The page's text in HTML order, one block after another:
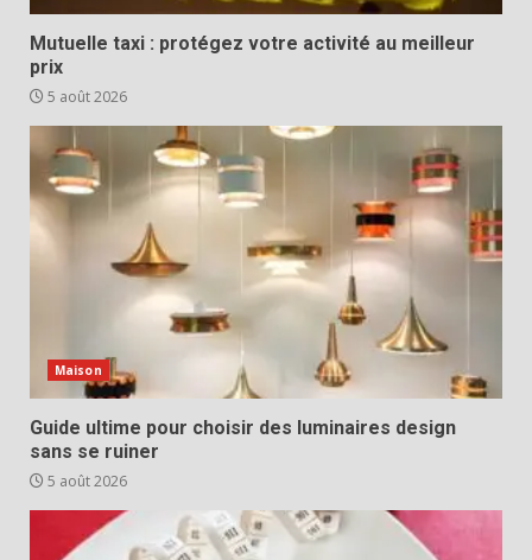
Mutuelle taxi : protégez votre activité au meilleur
prix
5 août 2026
Maison
Guide ultime pour choisir des luminaires design
sans se ruiner
5 août 2026